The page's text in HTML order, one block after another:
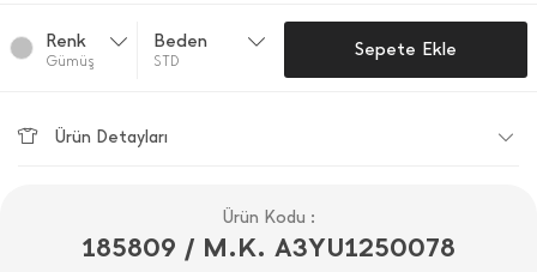
Renk
Gümüş
Beden
STD
Sepete Ekle
Ürün Detayları
Ürün Kodu :
185809 / M.K. A3YU1250078